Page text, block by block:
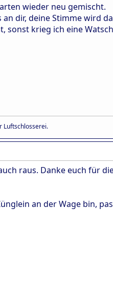
wieder neu gemischt.
an dir, deine Stimme wird
sonst krieg ich eine
Luftschlosserei.
raus. Danke euch für
an der Wage bin,